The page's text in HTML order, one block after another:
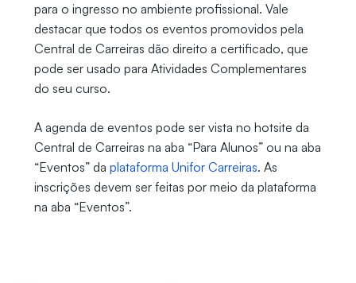
para o ingresso no ambiente profissional. Vale
destacar que todos os eventos promovidos pela
Central de Carreiras dão direito a certificado, que
pode ser usado para Atividades Complementares
do seu curso.
A agenda de eventos pode ser vista no hotsite da
Central de Carreiras na aba “Para Alunos” ou na aba
“Eventos” da plataforma Unifor Carreiras. As
inscrições devem ser feitas por meio da plataforma
na aba “Eventos”.